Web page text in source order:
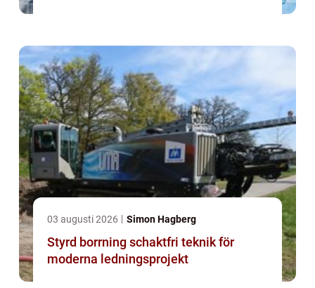
03 augusti 2026 Simon Hagberg
Styrd borrning schaktfri teknik för
moderna ledningsprojekt